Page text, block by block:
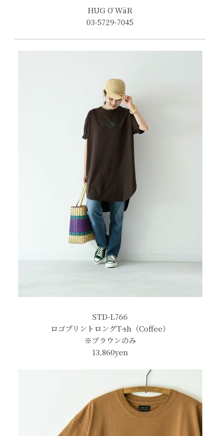
HUG Ō WäR
03-5729-7045
STD-L766
ロゴプリントロングT-sh（Coffee）
※ブラウンのみ
13,860yen